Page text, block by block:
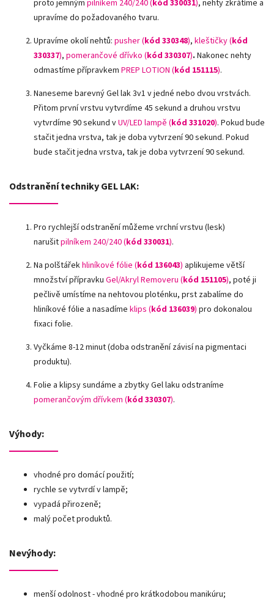
proto jemným pilníkem 240/240 (kód 330031), nehty zkrátíme a
upravíme do požadovaného tvaru.
Upravíme okolí nehtů: pusher (kód 330348), kleštičky (kód
330337), pomerančové dřívko (kód 330307). Nakonec nehty
odmastíme přípravkem PREP LOTION (kód 151115).
Naneseme barevný Gel lak 3v1 v jedné nebo dvou vrstvách.
Přitom první vrstvu vytvrdíme 45 sekund a druhou vrstvu
vytvrdíme 90 sekund vUV/LED lampě (kód 331020). Pokud bude
stačit jedna vrstva, tak je doba vytvrzení 90 sekund. Pokud
bude stačit jedna vrstva, tak je doba vytvrzení 90 sekund.
Odstranění techniky GEL LAK:
Pro rychlejší odstranění můžeme vrchní vrstvu (lesk)
narušitpilníkem 240/240 (kód 330031).
Na polštářekhliníkové fólie (kód 136043) aplikujeme větší
množství přípravku Gel/Akryl Removeru (kód 151105), poté ji
pečlivě umístíme na nehtovou ploténku, prst zabalíme do
hliníkové fólie a nasadíme klips (kód 136039) pro dokonalou
fixaci folie.
Vyčkáme 8-12 minut (doba odstranění závisí na pigmentaci
produktu).
Folie a klipsy sundáme a zbytky Gel laku odstraníme
pomerančovým dřívkem (kód 330307).
Výhody:
vhodné pro domácí použití;
rychle se vytvrdí v lampě;
vypadá přirozeně;
malý počet produktů.
Nevýhody:
menší odolnost - vhodné pro krátkodobou manikúru;